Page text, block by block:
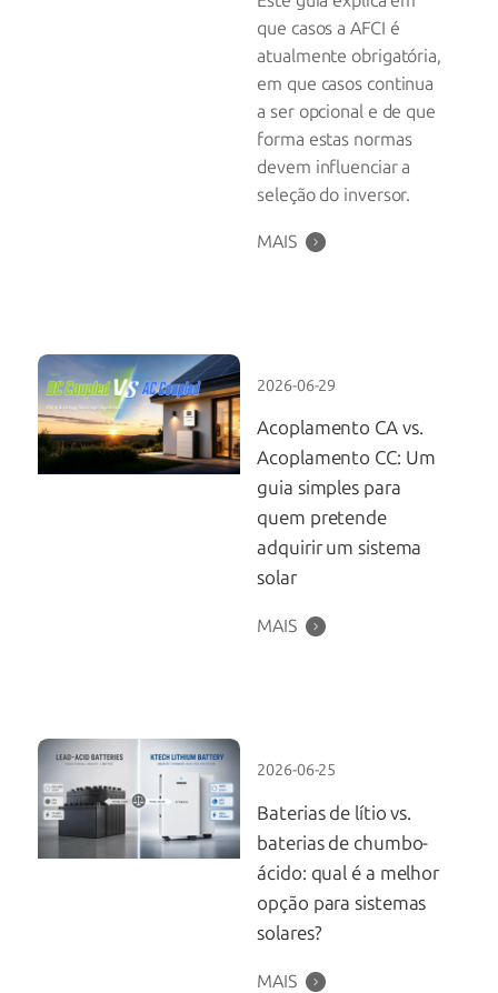
que casos a AFCI é
atualmente obrigatória,
em que casos continua
a ser opcional e de que
forma estas normas
devem influenciar a
seleção do inversor.
MAIS
2026-06-29
Acoplamento CA vs.
Acoplamento CC: Um
guia simples para
quem pretende
adquirir um sistema
solar
MAIS
2026-06-25
Baterias de lítio vs.
baterias de chumbo-
ácido: qual é a melhor
opção para sistemas
solares?
MAIS